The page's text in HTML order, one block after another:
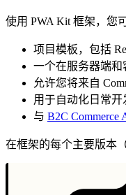
使用 PWA Kit 框架，您
项目模板，包括
一个在服务器端和
允许您将来自
用于自动化日常开
与 B2C Commerce
在框架的每个主要版本